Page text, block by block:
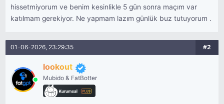
hissetmiyorum ve benim kesinlikle 5 gün sonra maçım var
katılmam gerekiyor. Ne yapmam lazım günlük buz tutuyorum .
01-06-2026, 23:29:35 #2
lookout
Mubido & FatBotter